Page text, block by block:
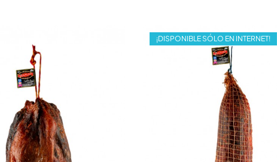
¡DISPONIBLE SÓLO EN INTERNET!